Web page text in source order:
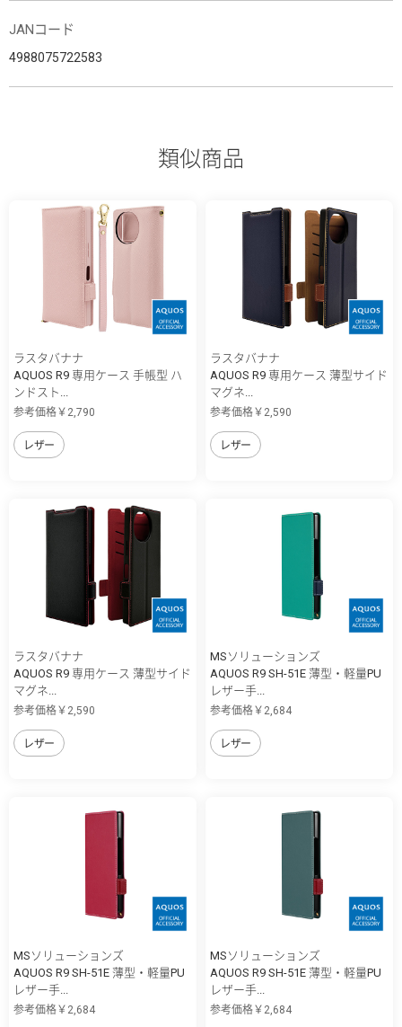
JANコード
4988075722583
類似商品
ラスタバナナ
AQUOS R9 専用ケース 手帳型 ハ
ンドスト...
参考価格￥2,790
レザー
ラスタバナナ
AQUOS R9 専用ケース 薄型サイド
マグネ...
参考価格￥2,590
レザー
ラスタバナナ
AQUOS R9 専用ケース 薄型サイド
マグネ...
参考価格￥2,590
レザー
MSソリューションズ
AQUOS R9 SH-51E 薄型・軽量PU
レザー手...
参考価格￥2,684
レザー
MSソリューションズ
AQUOS R9 SH-51E 薄型・軽量PU
レザー手...
参考価格￥2,684
MSソリューションズ
AQUOS R9 SH-51E 薄型・軽量PU
レザー手...
参考価格￥2,684